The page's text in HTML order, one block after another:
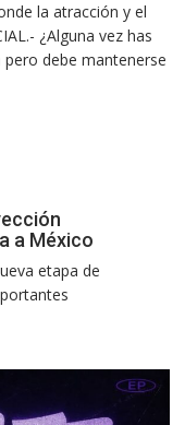
la atracción y el
¿Alguna vez has
debe mantenerse
a México
etapa de